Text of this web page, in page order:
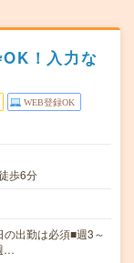
！入力な
WEB登録OK
歩6分
出勤は必須■週3～
…